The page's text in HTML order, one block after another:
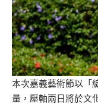
本次嘉義藝術節以「
量，壓軸兩日將於文